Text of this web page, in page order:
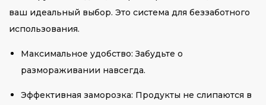
ваш идеальный выбор. Это система для беззаботного
использования.
Максимальное удобство: Забудьте о
размораживании навсегда.
Эффективная заморозка: Продукты не слипаются в